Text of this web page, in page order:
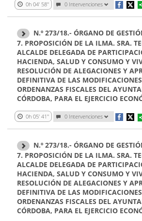
0h 04' 58'' 0 Intervenciones
N.º 273/18.- ÓRGANO DE
7. PROPOSICIÓN DE LA ILMA. SRA.
ALCALDE DELEGADA DE
HACIENDA, SALUD Y CONSUMO Y
RESOLUCIÓN DE ALEGACIONES Y
DEFINITIVA DE LAS
ORDENANZAS FISCALES DEL
CÓRDOBA, PARA EL EJERCICIO
0h 05' 41'' 0 Intervenciones
N.º 273/18.- ÓRGANO DE
7. PROPOSICIÓN DE LA ILMA. SRA.
ALCALDE DELEGADA DE
HACIENDA, SALUD Y CONSUMO Y
RESOLUCIÓN DE ALEGACIONES Y
DEFINITIVA DE LAS
ORDENANZAS FISCALES DEL
CÓRDOBA, PARA EL EJERCICIO